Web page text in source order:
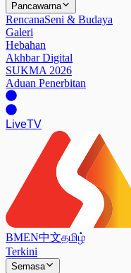
Pancawarna
RencanaSeni & Budaya
Galeri
Hebahan
Akhbar Digital
SUKMA 2026
Aduan Penerbitan
LiveTV
BMEN中文தமிழ்
Terkini
Semasa